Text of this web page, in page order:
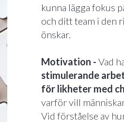
kunna lägga fokus
och ditt team i den
önskar.
Motivation - Vad
stimulerande
för likheter med
varför vill
Vid förståelse av